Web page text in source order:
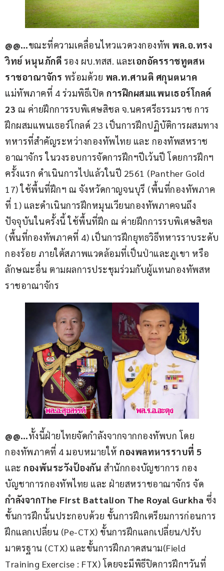
@@…ขณะที่ความเคลื่อนไหวแวดวงกองทัพ พล.อ.ทรง
วิทย์ หนุนภักดี รอง ผบ.ทสส. และเอกอัครราชทูตสห
ราชอาณาจักร พร้อมด้วย พล.ท.ศานติ ศกุนตนาค
แม่ทัพภาคที่ 4 ร่วมพิธีเปิด การฝึกผสมแพนเธอร์โกลด์
23 ณ ค่ายฝึกการรบพิเศษสิชล จ.นครศรีธรรมราช การ
ฝึกผสมแพนเธอร์โกลด์ 23 เป็นการฝึกปฏิบัติการผสมทาง
ทหารที่สำคัญระหว่างกองทัพไทย และ กองทัพสหราช
อาณาจักร ในวงรอบการจัดการฝึกฯปีเว้นปี โดยการฝึกฯ
ครั้งแรก ดำเนินการไปแล้วในปี 2561 (Panther Gold
17) ใช้พื้นที่ฝึกฯ ณ จังหวัดกาญจนบุรี (พื้นที่กองทัพภาค
ที่ 1) และดำเนินการฝึกหมุนเวียนกองทัพภาคจนถึง
ปัจจุบันในครั้งนี้ ใช้พื้นที่ฝึก ณ ค่ายฝึกการรบพิเศษสิชล
(พื้นที่กองทัพภาคที่ 4) เป็นการฝึกยุทธวิธีทหารราบระดับ
กองร้อย ภายใต้สภาพแวดล้อมที่เป็นป่าและภูเขา หรือ
ลักษณะอื่น ตามผลการประชุมร่วมกับผู้แทนกองทัพสห
ราชอาณาจักร
@@…ทั้งนี้ฝ่ายไทยจัดกำลังจากจากกองทัพบก โดย
กองทัพภาคที่ 4 มอบหมายให้ กองพลทหารราบที่ 5
และ กองพันระวังป้องกัน สำนักกองบัญชาการ กอง
บัญชาการกองทัพไทย และ ฝ่ายสหราชอาณาจักร จัด
กำลังจากThe First Battalion The Royal Gurkha ซึ่ง
ขั้นการฝึกนั้นประกอบด้วย ขั้นการฝึกเตรียมการก่อนการ
ฝึกแลกเปลี่ยน (Pe-CTX) ขั้นการฝึกแลกเปลี่ยน/ปรับ
มาตรฐาน (CTX) และขั้นการฝึกภาคสนาม(Field
Training Exercise : FTX) โดยจะมีพิธีปิดการฝึกฯวันที่